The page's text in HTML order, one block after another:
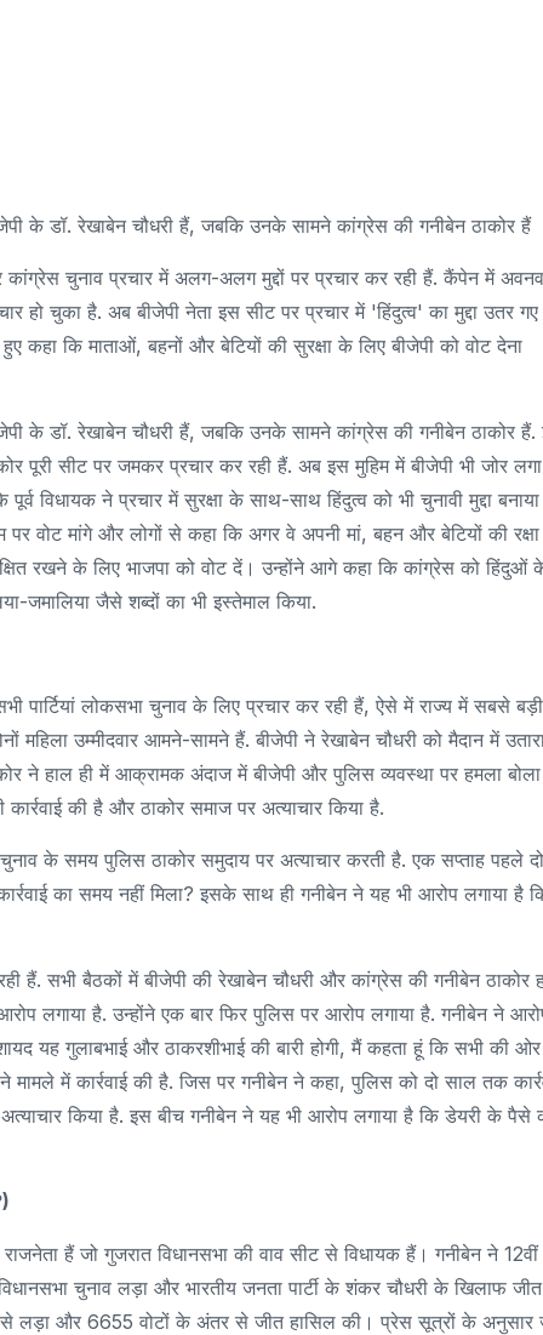
के डॉ. रेखाबेन चौधरी हैं, जबकि उनके सामने कांग्रेस की गनीबेन ठाकोर हैं
कांग्रेस चुनाव प्रचार में अलग-अलग मुद्दों पर प्रचार कर रही हैं. कैंपेन में
चुका है. अब बीजेपी नेता इस सीट पर प्रचार में 'हिंदुत्व' का मुद्दा उतर
कहा कि माताओं, बहनों और बेटियों की सुरक्षा के लिए बीजेपी को वोट देना
के डॉ. रेखाबेन चौधरी हैं, जबकि उनके सामने कांग्रेस की गनीबेन ठाकोर हैं.
पूरी सीट पर जमकर प्रचार कर रही हैं. अब इस मुहिम में बीजेपी भी जोर लगा
विधायक ने प्रचार में सुरक्षा के साथ-साथ हिंदुत्व को भी चुनावी मुद्दा
वोट मांगे और लोगों से कहा कि अगर वे अपनी मां, बहन और बेटियों की रक्षा
रखने के लिए भाजपा को वोट दें। उन्होंने आगे कहा कि कांग्रेस को हिंदुओं
जमालिया जैसे शब्दों का भी इस्तेमाल किया.
लोकसभा चुनाव के लिए प्रचार कर रही हैं, ऐसे में राज्य में सबसे बड़ी
महिला उम्मीदवार आमने-सामने हैं. बीजेपी ने रेखाबेन चौधरी को मैदान में
ने हाल ही में आक्रामक अंदाज में बीजेपी और पुलिस व्यवस्था पर हमला
की है और ठाकोर समाज पर अत्याचार किया है.
के समय पुलिस ठाकोर समुदाय पर अत्याचार करती है. एक सप्ताह पहले दो
का समय नहीं मिला? इसके साथ ही गनीबेन ने यह भी आरोप लगाया है
हैं. सभी बैठकों में बीजेपी की रेखाबेन चौधरी और कांग्रेस की गनीबेन ठाकोर
लगाया है. उन्होंने एक बार फिर पुलिस पर आरोप लगाया है. गनीबेन ने
यह गुलाबभाई और ठाकरशीभाई की बारी होगी, मैं कहता हूं कि सभी की
में कार्रवाई की है. जिस पर गनीबेन ने कहा, पुलिस को दो साल तक
किया है. इस बीच गनीबेन ने यह भी आरोप लगाया है कि डेयरी के पैसे
हैं जो गुजरात विधानसभा की वाव सीट से विधायक हैं। गनीबेन ने 12वीं
चुनाव लड़ा और भारतीय जनता पार्टी के शंकर चौधरी के खिलाफ जीत
से लड़ा और 6655 वोटों के अंतर से जीत हासिल की। प्रेस सूत्रों के अनुसार